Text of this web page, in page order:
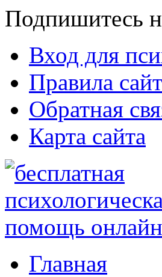
Подпишитесь
Вход для
Правила
Обратная
Карта сайта
Главная